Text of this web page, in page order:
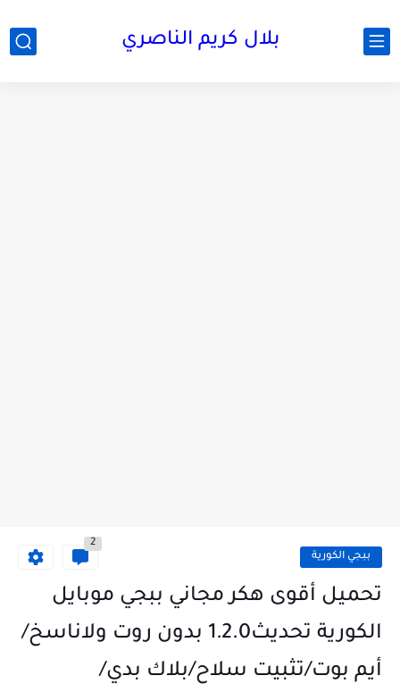
بلال كريم الناصري
ببجي الكورية
2
تحميل أقوى هكر مجاني ببجي موبايل
الكورية تحديث1.2.0 بدون روت ولاناسخ/
أيم بوت/تثبيت سلاح/بلاك بدي/